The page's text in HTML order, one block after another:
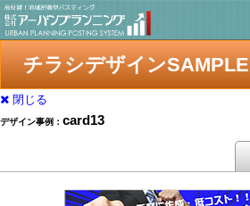
チラシデザインSAMPLE
閉じる
デザイン事例： card13